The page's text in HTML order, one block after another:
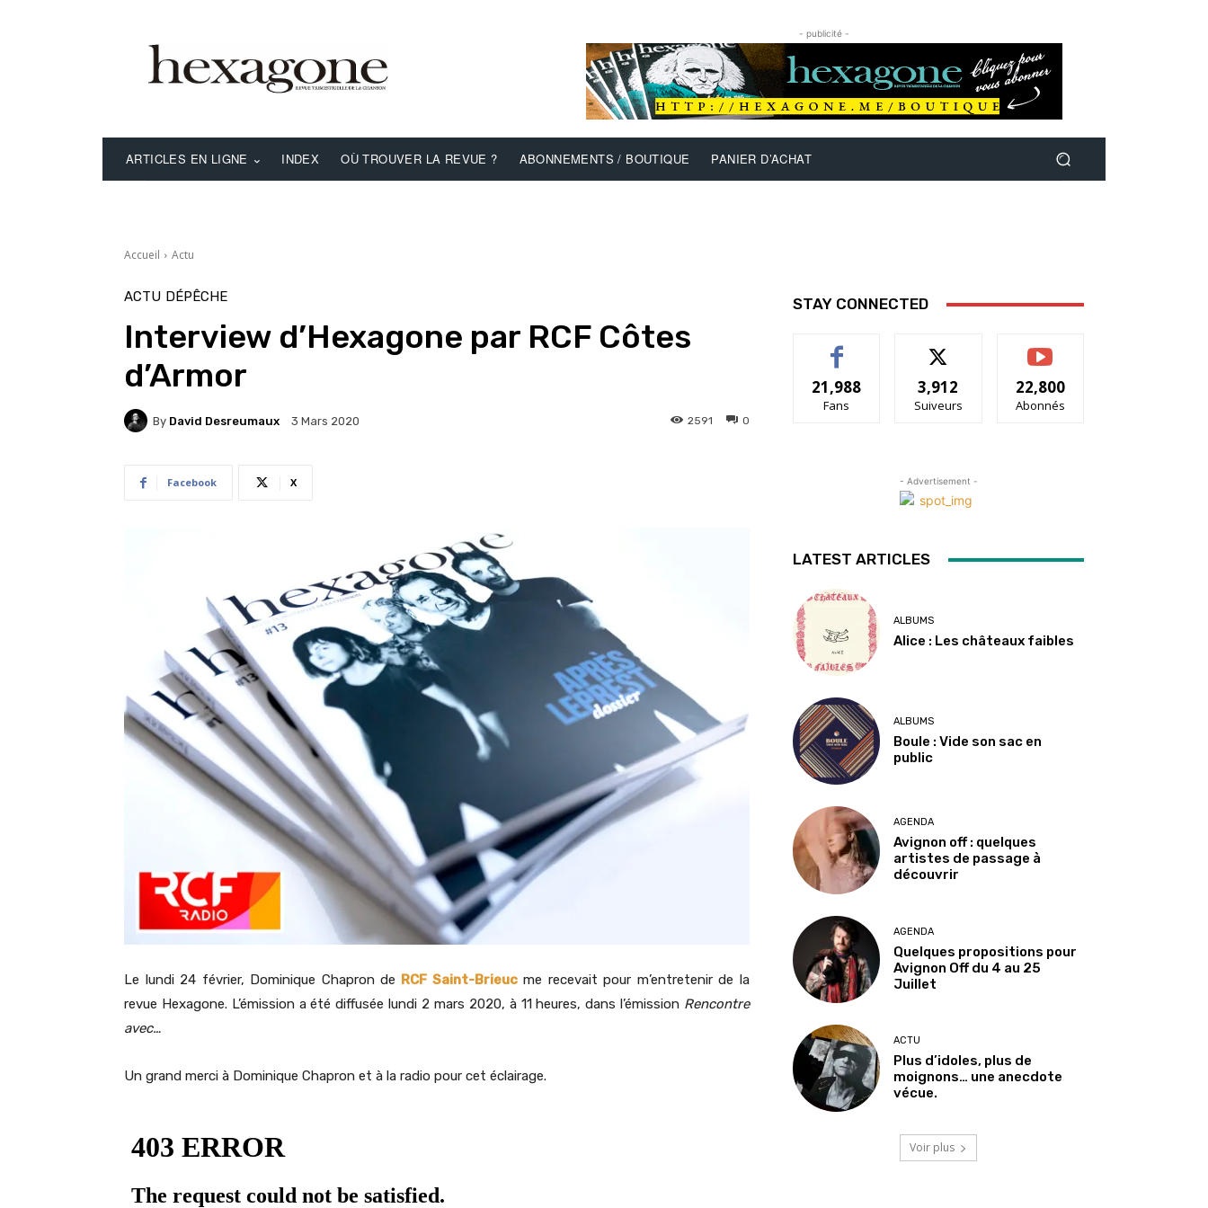
- publicité -
ARTICLES EN LIGNE INDEX OÙ TROUVER LA REVUE ? ABONNEMENTS / BOUTIQUE PANIER D’ACHAT
Accueil Actu
ACTU DÉPÊCHE
Interview d’Hexagone par RCF Côtes
d’Armor
By David Desreumaux 3 Mars 2020 0
2591
Facebook X
Le lundi 24 février, Dominique Chapron de RCF Saint-Brieucme recevait pour m’entretenir de la
revue Hexagone. L’émission a été diffusée lundi 2 mars 2020, à 11 heures, dans l’émission Rencontre
avec…
Un grand merci à Dominique Chapron et à la radio pour cet éclairage.
STAY CONNECTED
21,988
Fans
3,912
Suiveurs
22,800
Abonnés
- Advertisement -
LATEST ARTICLES
ALBUMS
Alice : Les châteaux faibles
ALBUMS
Boule : Vide son sac en
public
AGENDA
Avignon off : quelques
artistes de passage à
découvrir
AGENDA
Quelques propositions pour
Avignon Off du 4 au 25
Juillet
ACTU
Plus d’idoles, plus de
moignons… une anecdote
vécue.
Voir plus